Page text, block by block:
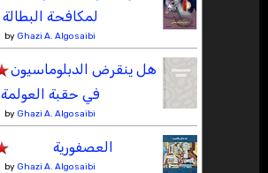
لمكافحة البطالة
by Ghazi A. Algosaibi
هل ينقرض الدبلوماسيون
في حقبة العولمة
by Ghazi A. Algosaibi
العصفورية
by Ghazi A. Algosaibi